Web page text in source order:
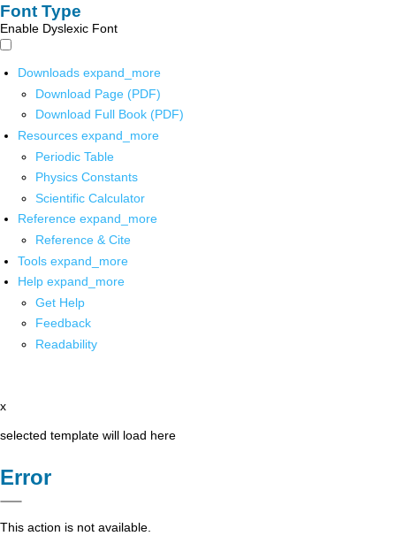
Font Type
Enable Dyslexic Font
Downloads expand_more
Download Page (PDF)
Download Full Book (PDF)
Resources expand_more
Periodic Table
Physics Constants
Scientific Calculator
Reference expand_more
Reference & Cite
Tools expand_more
Help expand_more
Get Help
Feedback
Readability
x
selected template will load here
Error
This action is not available.